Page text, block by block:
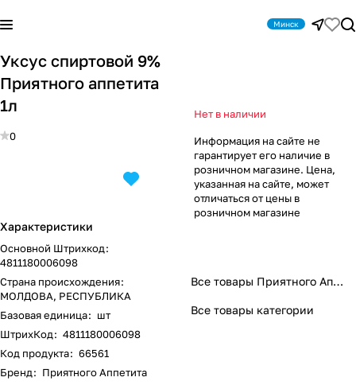
Минск
Уксус спиртовой 9%
Приятного аппетита
1л
0
Характеристики
Основной Штрихкод:
4811180006098
Страна происхождения:
МОЛДОВА, РЕСПУБЛИКА
Базовая единица: шт
ШтрихКод: 4811180006098
Код продукта: 66561
Бренд: Приятного Аппетита
Нет в наличии
Информация на сайте не
гарантирует его наличие в
розничном магазине. Цена,
указанная на сайте, может
отличаться от цены в
розничном магазине
Все товары Приятного Аппетита
Все товары категории